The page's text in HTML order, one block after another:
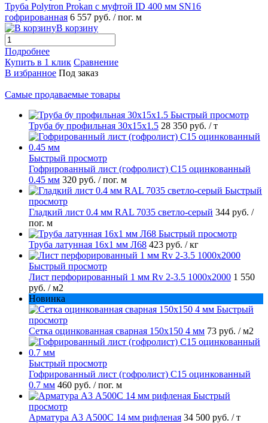
Труба Polytron Prokan с муфтой ID 400 мм SN16
гофрированная 6 557 руб. / пог. м
В корзину
Подробнее
Купить в 1 клик Сравнение
В избранное Под заказ
Самые продаваемые товары
Быстрый просмотр
Труба бу профильная 30х15х1.5 28 350 руб. / т
Быстрый просмотр
Гофрированный лист (гофролист) С15 оцинкованный
0.45 мм 320 руб. / пог. м
Быстрый
просмотр
Гладкий лист 0.4 мм RAL 7035 светло-серый 344 руб. /
пог. м
Быстрый просмотр
Труба латунная 16х1 мм Л68 423 руб. / кг
Быстрый просмотр
Лист перфорированный 1 мм Rv 2-3.5 1000х2000 1 550
руб. / м2
Новинка
Быстрый
просмотр
Сетка оцинкованная сварная 150х150 4 мм 73 руб. / м2
Быстрый просмотр
Гофрированный лист (гофролист) С15 оцинкованный
0.7 мм 460 руб. / пог. м
Быстрый
просмотр
Арматура А3 А500С 14 мм рифленая 34 500 руб. / т